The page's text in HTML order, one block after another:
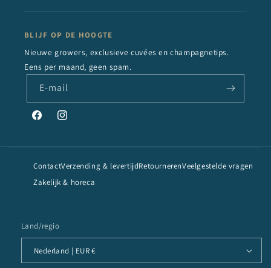
BLIJF OP DE HOOGTE
Nieuwe growers, exclusieve cuvées en champagnetips.
Eens per maand, geen spam.
E‑mail
FacebookInstagram
ContactVerzending & levertijdRetournerenVeelgestelde vragen
Zakelijk & horeca
Land/regio
Nederland | EUR €